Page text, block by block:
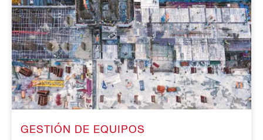
GESTIÓN DE EQUIPOS